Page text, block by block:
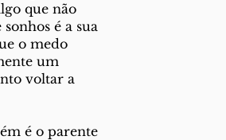
que não
é a sua
o medo
um
voltar a
é o parente